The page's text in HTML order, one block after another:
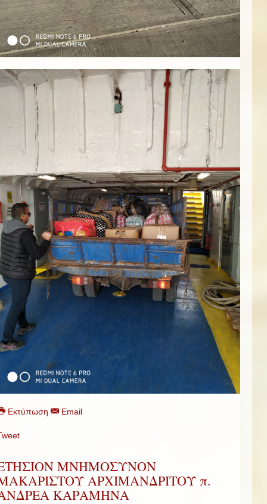
Εκτύπωση Email
ΜΝΗΜΟΣΥΝΟΝ
ΑΡΧΙΜΑΝΔΡΙΤΟΥ π.
ΚΑΡΑΜΗΝΑ